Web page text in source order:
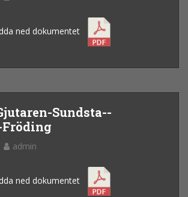
ned dokumentet
Sundsta--
Fröding
admin
ned dokumentet